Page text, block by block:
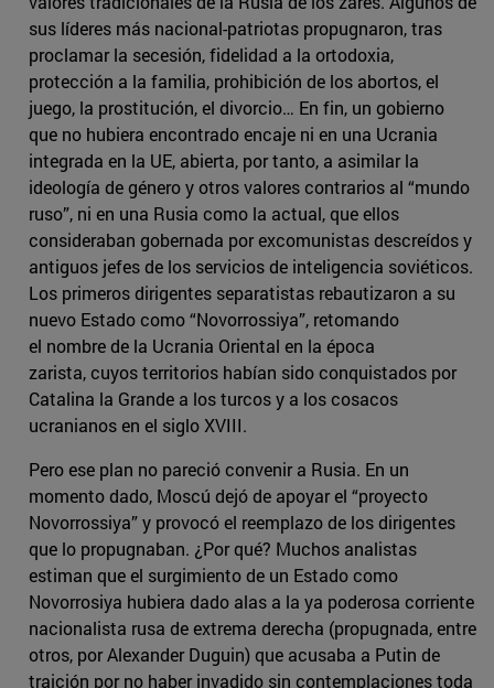
sus líderes más nacional-patriotas propugnaron, tras
proclamar la secesión, fidelidad a la ortodoxia,
protección a la familia, prohibición de los abortos, el
juego, la prostitución, el divorcio… En fin, un gobierno
que no hubiera encontrado encaje ni en una Ucrania
integrada en la UE, abierta, por tanto, a asimilar la
ideología de género y otros valores contrarios al “mundo
ruso”, ni en una Rusia como la actual, que ellos
consideraban gobernada por excomunistas descreídos y
antiguos jefes de los servicios de inteligencia soviéticos.
Los primeros dirigentes separatistas rebautizaron a su
nuevo Estado como “Novorrossiya”, retomando
el nombre de la Ucrania Oriental en la época
zarista, cuyos territorios habían sido conquistados por
Catalina la Grande a los turcos y a los cosacos
ucranianos en el siglo XVIII.
Pero ese plan no pareció convenir a Rusia. En un
momento dado, Moscú dejó de apoyar el “proyecto
Novorrossiya” y provocó el reemplazo de los dirigentes
que lo propugnaban. ¿Por qué? Muchos analistas
estiman que el surgimiento de un Estado como
Novorrosiya hubiera dado alas a la ya poderosa corriente
nacionalista rusa de extrema derecha (propugnada, entre
otros, por Alexander Duguin) que acusaba a Putin de
traición por no haber invadido sin contemplaciones toda